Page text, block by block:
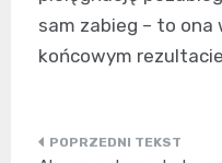
sam zabieg – to ona
końcowym
Nawigacja